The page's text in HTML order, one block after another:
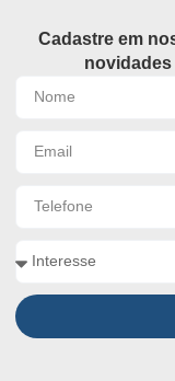
Cadastre em